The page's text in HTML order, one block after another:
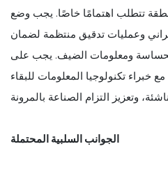
تتطلب اهتمامًا خاصًا. يجب وضع
وعمليات تدقيق منتظمة لضمان
الحساسة ومعلومات الضيف. يجب على
خبراء تكنولوجيا المعلومات للبقاء
الجوانب السلبية المحتملة